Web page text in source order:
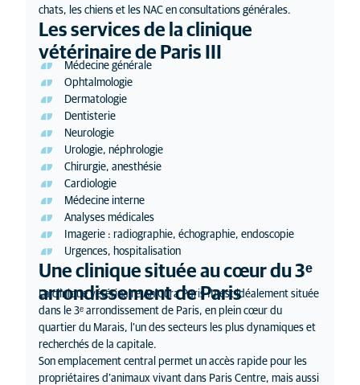
chats, les chiens et les NAC en consultations générales.
Les services de la clinique
vétérinaire de Paris III
Médecine générale
Ophtalmologie
Dermatologie
Dentisterie
Neurologie
Urologie, néphrologie
Chirurgie, anesthésie
Cardiologie
Médecine interne
Analyses médicales
Imagerie : radiographie, échographie, endoscopie
Urgences, hospitalisation
Une clinique située au cœur du 3ᵉ
arrondissement de Paris
La clinique vétérinaire AniCura Paris III est idéalement située
dans le 3ᵉ arrondissement de Paris, en plein cœur du
quartier du Marais, l’un des secteurs les plus dynamiques et
recherchés de la capitale.
Son emplacement central permet un accès rapide pour les
propriétaires d’animaux vivant dans Paris Centre, mais aussi